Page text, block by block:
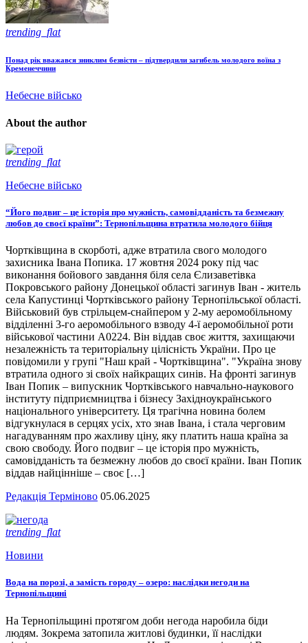
trending_flat
Понад рік вважався зниклим безвісти – підтвердили загибель молодого воїна з
Кременеччини
Небесне військо
About the author
trending_flat
Небесне військо
“Його подвиг – це історія про мужність, самовідданість та безмежну
любов до своєї країни”: Тернопільщина втратила молодого бійця
Чортківщина в скорботі, адже втратила свого молодого
захисника Івана Попика. 17 жовтня 2024 року під час
виконання бойового завдання біля села Єлизаветівка
Покровського району Донецької області загинув Іван - житель
села Капустинці Чортківського району Тернопільської області.
Військовий був стрільцем-снайпером у 2-му аеромобільному
відділенні 3-го аеромобільного взводу 4-ї аеромобільної роти
військової частини А0224. Він віддав своє життя, захищаючи
незалежність та територіальну цілісність України. Про це
повідомили у групі "Наш край - Чортківщина". "Україна знову
втратила одного зі своїх найкращих синів. На фронті загинув
Іван Попик – випускник Чортківського навчально-наукового
інституту підприємництва і бізнесу Західноукраїнського
національного університету. Ця трагічна новина болем
відгукнулася в серцях усіх, хто знав Івана, і стала черговим
нагадуванням про жахливу ціну, яку платить наша країна за
свою свободу. Його подвиг – це історія про мужність,
самовідданість та безмежну любов до своєї країни. Іван Попик
віддав найцінніше – своє […]
Редакція Терміново 05.06.2025
trending_flat
Новини
Вода на порозі, а замість городу – озеро: наслідки негоди на
Тернопільщині
На Тернопільщині протягом доби негода наробила біди
людям. Зокрема затопила житлові будинки, її наслідки